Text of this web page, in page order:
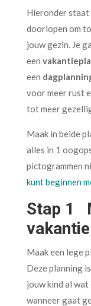
Hieronder staat
doorlopen om
jouw gezin. Je
een
een
voor meer rust
tot meer
Maak in beide
alles in 1
pictogrammen
kunt beginnen
Stap 1
Maak een lege
Deze planning
jouw kind al
wanneer gaat